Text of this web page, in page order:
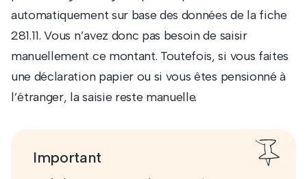
automatiquement sur base des données de la fiche
281.11. Vous n’avez donc pas besoin de saisir
manuellement ce montant. Toutefois, si vous faites
une déclaration papier ou si vous êtes pensionné à
l’étranger, la saisie reste manuelle.
Important